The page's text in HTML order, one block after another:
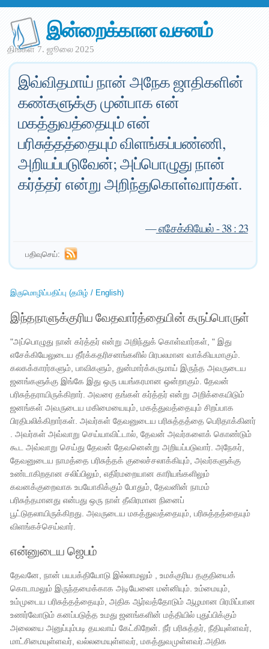
இன்றைக்கான வசனம்
திங்கள் 7. ஜூலை 2025
இவ்விதமாய் நான் அநேக ஜாதிகளின்
கண்களுக்கு முன்பாக என்
மகத்துவத்தையும் என்
பரிசுத்தத்தையும் விளங்கப்பண்ணி,
அறியப்படுவேன்; அப்பொழுது நான்
கர்த்தர் என்று அறிந்துகொள்வார்கள்.
—எசேக்கியேல் - 38 : 23
பதிவுசெய்:
இருமொழிப்பதிப்பு (தமிழ் / English)
இந்தநாளுக்குரிய வேதவார்த்தையின் கருப்பொருள்
"அப்பொழுது நான் கர்த்தர் என்று அறிந்துக் கொள்வார்கள், " இது
எசேக்கியேலுடைய தீர்க்கதரிசனங்களில் பிரபலமான வாக்கியமாகும்.
கலகக்காரர்களும், பாவிகளும், துன்மார்க்கருமாய் இருந்த அவருடைய
ஜனங்களுக்கு இங்கே இது ஒரு பயங்கரமான ஒன்றாகும். தேவன்
பரிசுத்தராயிருக்கிறார். அவரை தங்கள் கர்த்தர் என்று அறிக்கையிடும்
ஜனங்கள் அவருடைய மகிமையையும், மகத்துவத்தையும் சிறப்பாக
பிரதிபலிக்கிறார்கள். அவர்கள் தேவனுடைய பரிசுத்தத்தை பெரிதாக்கினர்
. அவர்கள் அவ்வாறு செய்யாவிட்டால், தேவன் அவர்களைக் கொண்டும்
கூட அவ்வாறு செய்து தேவன் தேவனென்று அறியப்படுவார். அநேகர்,
தேவனுடைய நாமத்தை பரிசுத்தக் குலைச்சலாக்கியும், அவர்களுக்கு
உண்டாகிறதான சலிப்பிலும், எதிர்மறையான காரியங்களிலும்
கவனக்குறைவாக உபயோகிக்கும் போதும், தேவனின் நாமம்
பரிசுத்தமானது என்பது ஒரு நாள் தீவிரமான நினைப்
பூட்டுதலாயிருக்கிறது. அவருடைய மகத்துவத்தையும், பரிசுத்தத்தையும்
விளங்கச்செய்வார்.
என்னுடைய ஜெபம்
தேவனே, நான் பயபக்தியோடு இல்லாமலும் , உமக்குரிய தகுதியைக்
கொடாமலும் இருந்தமைக்காக அடியேனை மன்னியும். உம்மையும்,
உம்முடைய பரிசுத்தத்தையும், அதிக ஆர்வத்தோடும் ஆழமான பிரமிப்பான
உணர்வோடும் கனப்படுத்த உமது ஜனங்களின் மத்தியில் புதுப்பிக்கும்
அலையை அனுப்பும்படி தயவாய் கேட்கிறேன். நீர் பரிசுத்தர், நீதியுள்ளவர்,
மாட்சிமையுள்ளவர், வல்லமையுள்ளவர், மகத்துவமுள்ளவர்.அதிக